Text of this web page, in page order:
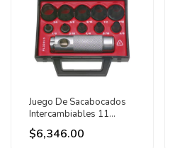
Juego De Sacabocados
Intercambiables 11
Puntas Marca Urrea
$6,346.00